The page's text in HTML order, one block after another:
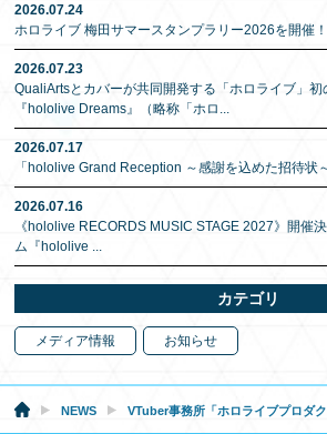
2026.07.24
ホロライブ 梅田サマースタンプラリー2026を開催！
2026.07.23
QualiArtsとカバーが共同開発する「ホロライブ」初
『hololive Dreams』（略称「ホロ ...
2026.07.17
「hololive Grand Reception ～感謝を込めた招待状
2026.07.16
《hololive RECORDS MUSIC STAGE 2027》開催
ム『hololive ...
カテゴリ
メディア情報 お知らせ
NEWS VTuber事務所「ホロライブプロダクション」、所属VTuber「紫咲シ